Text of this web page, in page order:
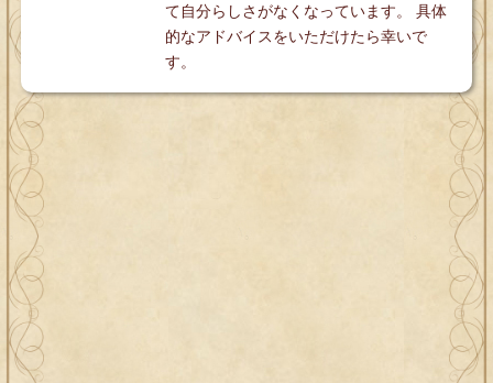
て自分らしさがなくなっています。 具体
的なアドバイスをいただけたら幸いで
す。